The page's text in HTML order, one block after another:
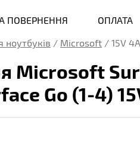
ПОВЕРНЕННЯ ОПЛАТА
ноутбуків / Microsoft / 15V
Microsoft
Go (1-4)